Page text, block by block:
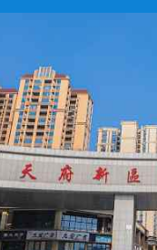
新闻动态
团委
管理制度
学生风采
心理健康
学生资助
下载中心
教学制度
教学通知
教学动态
实践教学
专业建设
课程建设